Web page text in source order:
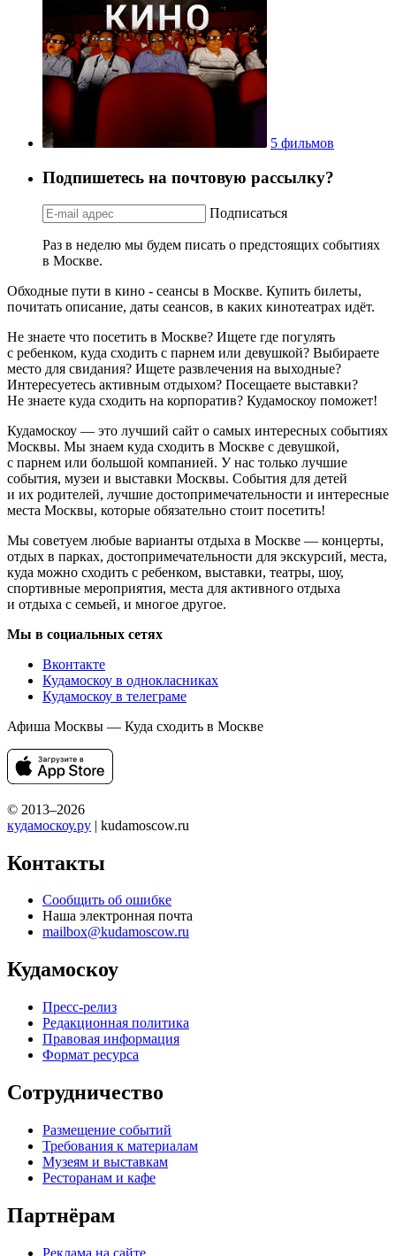
5 фильмов
Подпишетесь на почтовую рассылку?
Подписаться
Раз в неделю мы будем писать о предстоящих событиях
в Москве.
Обходные пути в кино - сеансы в Москве. Купить билеты,
почитать описание, даты сеансов, в каких кинотеатрах идёт.
Не знаете что посетить в Москве? Ищете где погулять
с ребенком, куда сходить с парнем или девушкой? Выбираете
место для свидания? Ищете развлечения на выходные?
Интересуетесь активным отдыхом? Посещаете выставки?
Не знаете куда сходить на корпоратив? Кудамоскоу поможет!
Кудамоскоу — это лучший сайт о самых интересных событиях
Москвы. Мы знаем куда сходить в Москве с девушкой,
с парнем или большой компанией. У нас только лучшие
события, музеи и выставки Москвы. События для детей
и их родителей, лучшие достопримечательности и интересные
места Москвы, которые обязательно стоит посетить!
Мы советуем любые варианты отдыха в Москве — концерты,
отдых в парках, достопримечательности для экскурсий, места,
куда можно сходить с ребенком, выставки, театры, шоу,
спортивные мероприятия, места для активного отдыха
и отдыха с семьей, и многое другое.
Мы в социальных сетях
Вконтакте
Кудамоскоу в однокласниках
Кудамоскоу в телеграме
Афиша Москвы — Куда сходить в Москве
© 2013–2026
кудамоскоу.ру | kudamoscow.ru
Контакты
Сообщить об ошибке
Наша электронная почта
mailbox@kudamoscow.ru
Кудамоскоу
Пресс-релиз
Редакционная политика
Правовая информация
Формат ресурса
Сотрудничество
Размещение событий
Требования к материалам
Музеям и выставкам
Ресторанам и кафе
Партнёрам
Реклама на сайте